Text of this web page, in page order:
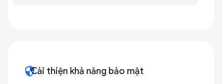
securityCải thiện khả năng bảo mật